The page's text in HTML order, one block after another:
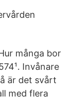
många bor
Invånare
är det svårt
med flera